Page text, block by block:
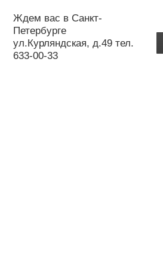
Ждем вас в Санкт-
Петербурге
ул.Курляндская, д.49 тел.
633-00-33